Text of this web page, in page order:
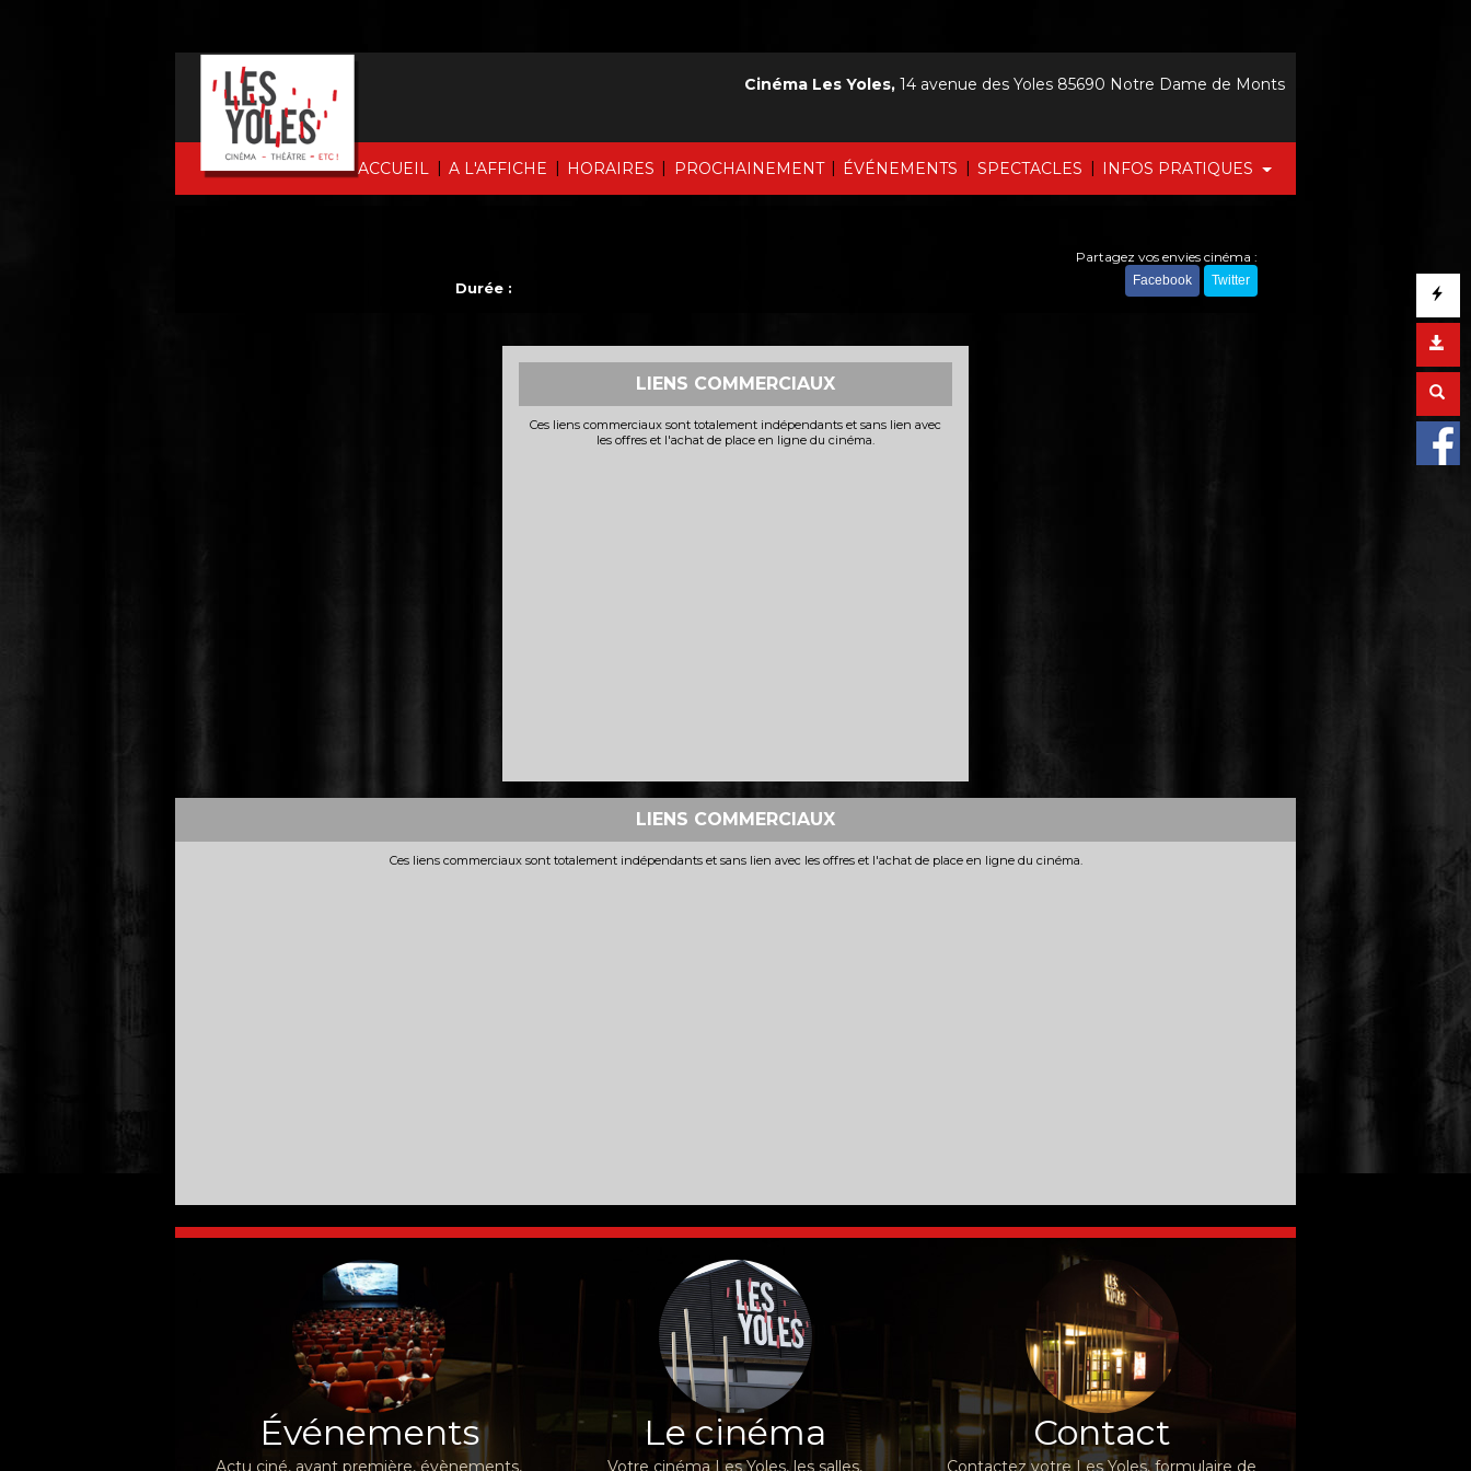
ACCUEIL | A L'AFFICHE | HORAIRES | PROCHAINEMENT | ÉVÉNEMENTS | SPECTACLES | INFOS PRATIQUES
Cinéma Les Yoles, 14 avenue des Yoles 85690 Notre Dame de Monts
Durée :
Partagez vos envies cinéma :
Facebook Twitter
LIENS COMMERCIAUX
Ces liens commerciaux sont totalement indépendants et sans lien avec
les offres et l'achat de place en ligne du cinéma.
LIENS COMMERCIAUX
Ces liens commerciaux sont totalement indépendants et sans lien avec les offres et l'achat de place en ligne du cinéma.
Événements
Actu ciné, avant première, évènements,
Le cinéma
Votre cinéma Les Yoles, les salles,
Contact
Contactez votre Les Yoles, formulaire de